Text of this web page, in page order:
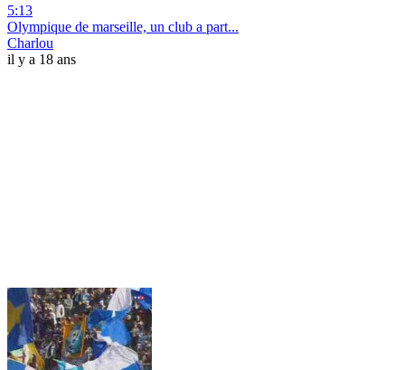
5:13
Olympique de marseille, un club a part...
Charlou
il y a 18 ans